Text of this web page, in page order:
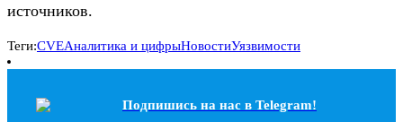
источников.
Теги:CVEАналитика и цифрыНовостиУязвимости
Подпишись на наc в Telegram!